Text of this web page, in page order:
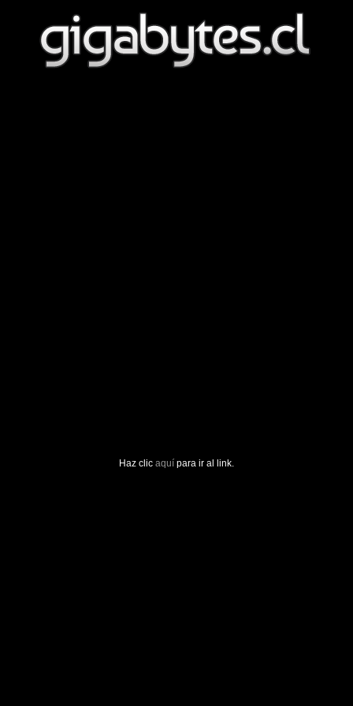
Haz clic aquí para ir al link.